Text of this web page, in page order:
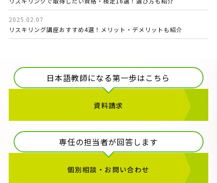
2025.02.07
リスキリング講座おすすめ4選！メリット・デメリットも紹介
日本語教師になる第一歩はこちら
資料請求
専任の担当者が回答します
個別相談・お問い合わせ